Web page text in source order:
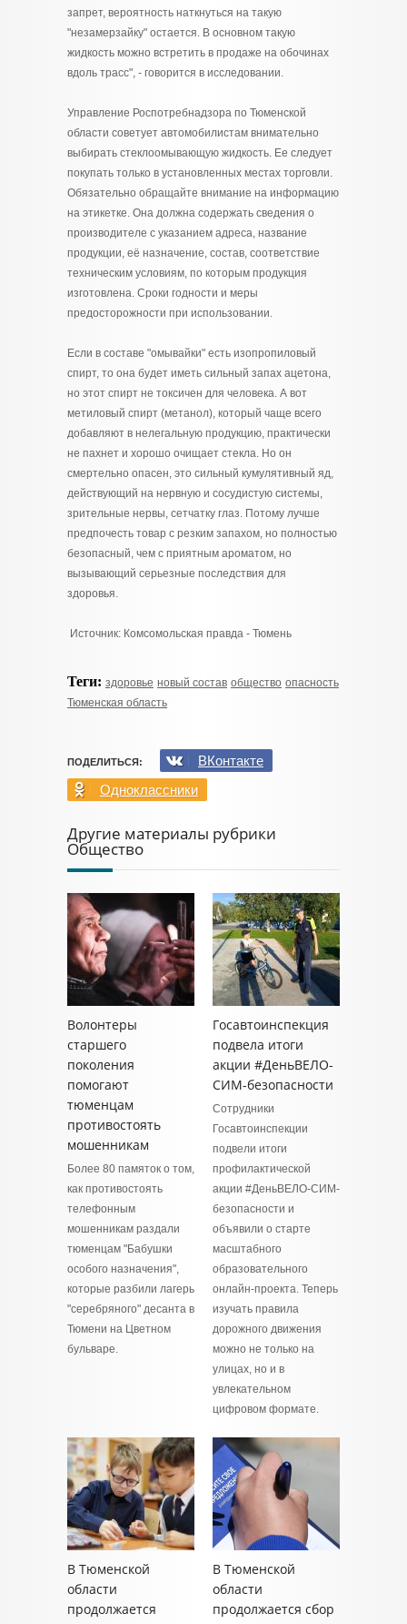
запрет, вероятность наткнуться на такую
"незамерзайку" остается. В основном такую
жидкость можно встретить в продаже на обочинах
вдоль трасс", - говорится в исследовании.
Управление Роспотребнадзора по Тюменской
области советует автомобилистам внимательно
выбирать стеклоомывающую жидкость. Ее следует
покупать только в установленных местах торговли.
Обязательно обращайте внимание на информацию
на этикетке. Она должна содержать сведения о
производителе с указанием адреса, название
продукции, её назначение, состав, соответствие
техническим условиям, по которым продукция
изготовлена. Сроки годности и меры
предосторожности при использовании.
Если в составе "омывайки" есть изопропиловый
спирт, то она будет иметь сильный запах ацетона,
но этот спирт не токсичен для человека. А вот
метиловый спирт (метанол), который чаще всего
добавляют в нелегальную продукцию, практически
не пахнет и хорошо очищает стекла. Но он
смертельно опасен, это сильный кумулятивный яд,
действующий на нервную и сосудистую системы,
зрительные нервы, сетчатку глаз. Потому лучше
предпочесть товар с резким запахом, но полностью
безопасный, чем с приятным ароматом, но
вызывающий серьезные последствия для
здоровья.
Источник: Комсомольская правда - Тюмень
Теги: здоровье новый состав общество опасность
Тюменская область
ПОДЕЛИТЬСЯ:
ВКонтакте
Одноклассники
Другие материалы рубрики
Общество
Волонтеры
старшего
поколения
помогают
тюменцам
противостоять
мошенникам
Более 80 памяток о том,
как противостоять
телефонным
мошенникам раздали
тюменцам "Бабушки
особого назначения",
которые разбили лагерь
"серебряного" десанта в
Тюмени на Цветном
бульваре.
Госавтоинспекция
подвела итоги
акции #ДеньВЕЛО-
СИМ-безопасности
Сотрудники
Госавтоинспекции
подвели итоги
профилактической
акции #ДеньВЕЛО-СИМ-
безопасности и
объявили о старте
масштабного
образовательного
онлайн-проекта. Теперь
изучать правила
дорожного движения
можно не только на
улицах, но и в
увлекательном
цифровом формате.
В Тюменской
области
продолжается
В Тюменской
области
продолжается сбор